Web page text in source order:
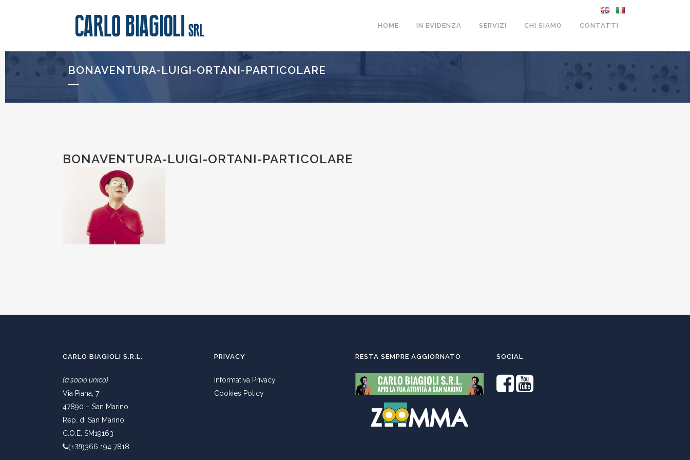
HOME IN EVIDENZA SERVIZI CHI SIAMO CONTATTI
BONAVENTURA-LUIGI-ORTANI-PARTICOLARE
BONAVENTURA-LUIGI-ORTANI-PARTICOLARE
CARLO BIAGIOLI S.R.L.
(a socio unico)
Via Piana, 7
47890 – San Marino
Rep. di San Marino
C.O.E. SM19163
(+39)366 194 7818
PRIVACY
Informativa Privacy
Cookies Policy
RESTA SEMPRE AGGIORNATO SOCIAL